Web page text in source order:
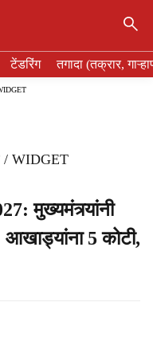
टेंडरिंग तगादा (तक्रार,
/ WIDGET
मुख्यमंत्र्यांनी
आखाड्यांना 5 कोटी,